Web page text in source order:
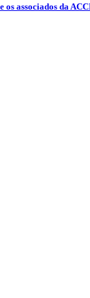
os associados da